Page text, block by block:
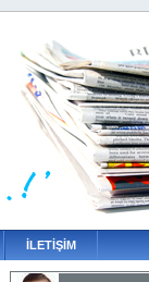
İLETİŞİM